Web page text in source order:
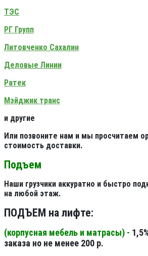
ТЭС
РГ Групп
Литовченко Сахалин
Деловые Линии
Ратек
Мэйджик транс
и другие
Или позвоните нам и мы просчитаем
стоимость доставки.
Подъем
Наши грузчики аккуратно и быстро
на любой этаж.
ПОДЪЕМ на лифте:
(корпусная мебель и матрасы) -
заказа но не менее 200 р.